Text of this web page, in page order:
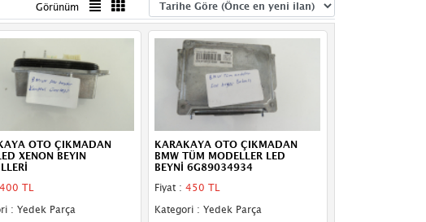
Görünüm
OTO ÇIKMADAN
XENON BEYIN
400 TL
: Yedek Parça
KARAKAYA OTO ÇIKMADAN
BMW TÜM MODELLER LED
BEYNİ 6G89034934
Fiyat : 450 TL
Kategori : Yedek Parça